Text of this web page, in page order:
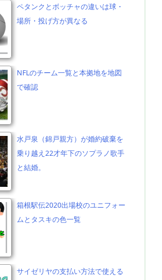
ペタンクとボッチャの違いは球・
場所・投げ方が異なる
NFLのチーム一覧と本拠地を地図
で確認
水戸泉（錦戸親方）が婚約破棄を
乗り越え22才年下のソプラノ歌手
と結婚。
箱根駅伝2020出場校のユニフォー
ムとタスキの色一覧
サイゼリヤの支払い方法で使える